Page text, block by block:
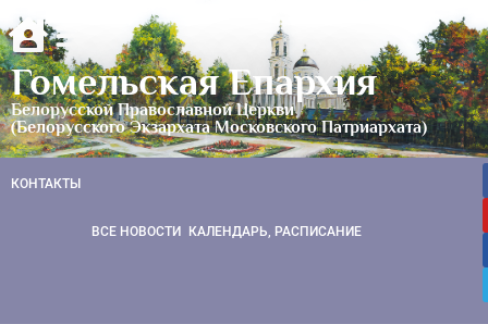
Гомельская Епархия
Белорусской Православной Церкви
(Белорусского Экзархата Московского Патриархата)
КОНТАКТЫ
ВСЕ НОВОСТИ КАЛЕНДАРЬ, РАСПИСАНИЕ